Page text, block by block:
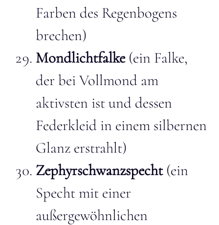
Farben des Regenbogens
brechen)
Mondlichtfalke(ein Falke,
der bei Vollmond am
aktivsten ist und dessen
Federkleid in einem silbernen
Glanz erstrahlt)
Zephyrschwanzspecht(ein
Specht mit einer
außergewöhnlichen